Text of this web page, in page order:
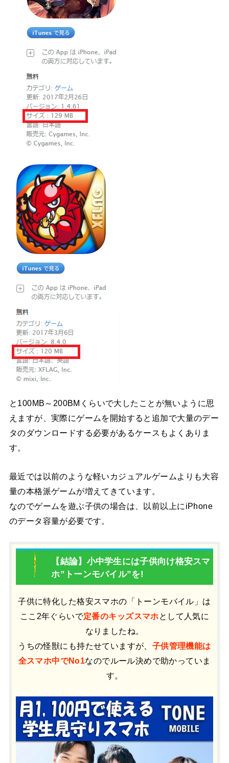
と100MB～200BMくらいで大したことが無いように思
えますが、実際にゲームを開始すると追加で大量のデー
タのダウンロードする必要があるケースもよくありま
す。
最近では以前のような軽いカジュアルゲームよりも大容
量の本格派ゲームが増えてきています。
なのでゲームを遊ぶ子供の場合は、以前以上にiPhone
のデータ容量が必要です。
【結論】小中学生には子供向け格安スマ
ホ”トーンモバイル”を!
子供に特化した格安スマホの「トーンモバイル」は
ここ2年ぐらいで定番のキッズスマホとして人気に
なりましたね。
うちの怪獣にも持たせていますが、 子供管理機能は
全スマホ中でNo1なのでルール決めで助かっていま
す。